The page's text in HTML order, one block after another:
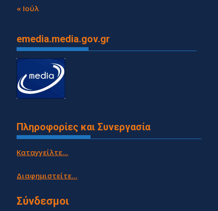
31
« Ιούλ
emedia.media.gov.gr
Πληροφορίες και Συνεργασία
Καταγγείλτε...
Διαφημιστείτε...
Σύνδεσμοι